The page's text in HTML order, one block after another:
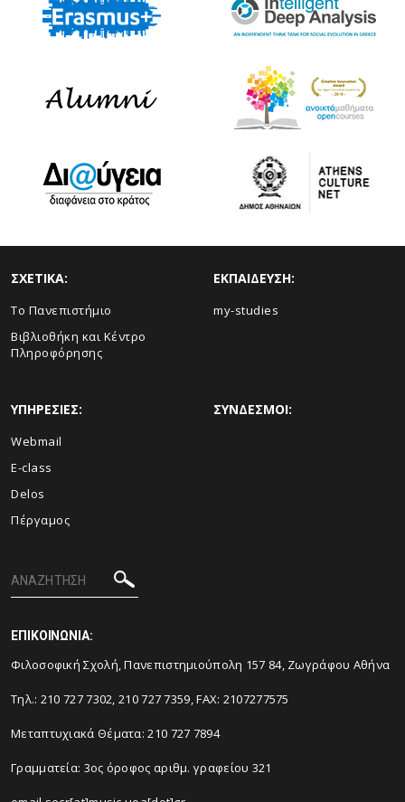
ΣΧΕΤΙΚΑ:
Το Πανεπιστήμιο
Βιβλιοθήκη και Κέντρο
Πληροφόρησης
ΕΚΠΑΙΔΕΥΣΗ:
my-studies
ΥΠΗΡΕΣΙΕΣ:
Webmail
E-class
Delos
Πέργαμος
ΣΥΝΔΕΣΜΟΙ:
ΕΠΙΚΟΙΝΩΝΙΑ:
Φιλοσοφική Σχολή, Πανεπιστημιούπολη 157 84, Ζωγράφου Αθήνα
Τηλ.: 210 727 7302, 210 727 7359, FAX: 2107277575
Μεταπτυχιακά Θέματα: 210 727 7894
Γραμματεία: 3ος όροφος αριθμ. γραφείου 321